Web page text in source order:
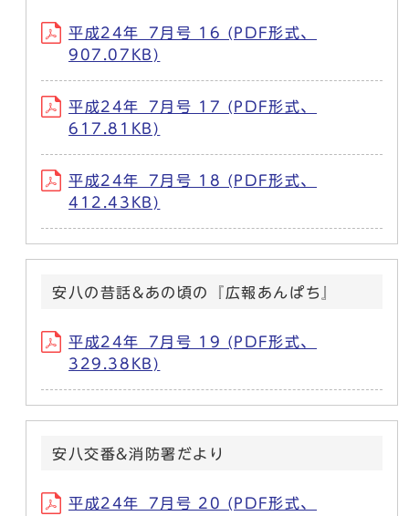
平成24年_7月号 16 (PDF形式、
907.07KB)
平成24年_7月号 17 (PDF形式、
617.81KB)
平成24年_7月号 18 (PDF形式、
412.43KB)
安八の昔話&あの頃の『広報あんぱち』
平成24年_7月号 19 (PDF形式、
329.38KB)
安八交番&消防署だより
平成24年_7月号 20 (PDF形式、